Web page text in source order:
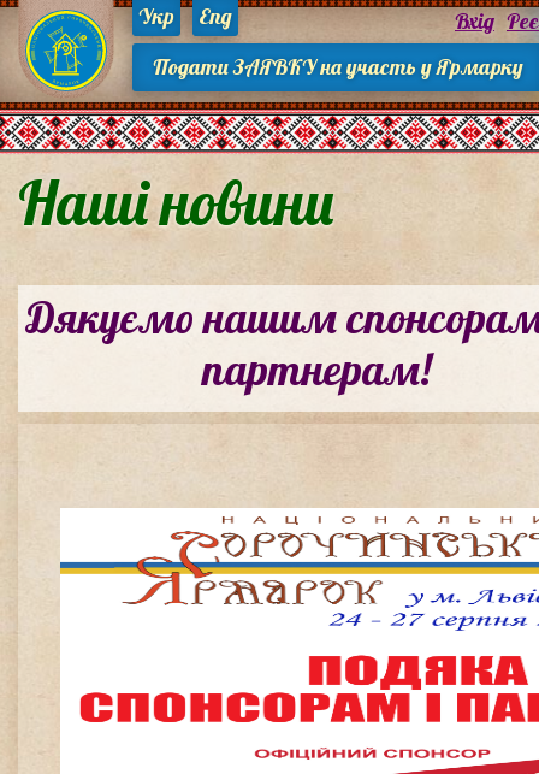
Укр Eng Вхід
Подати ЗАЯВКУ на участь у Ярмарку
Наші новини
Дякуємо нашим
партнерам!